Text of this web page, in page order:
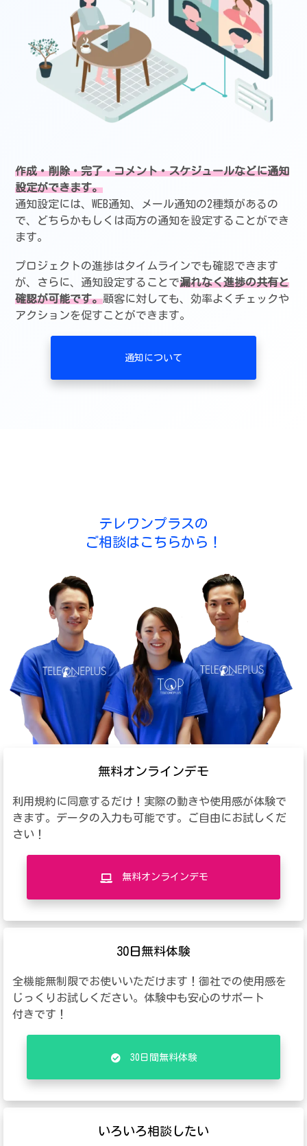
作成・削除・完了・コメント・スケジュールなどに通知
設定ができます。
通知設定には、WEB通知、メール通知の2種類があるの
で、どちらかもしくは両方の通知を設定することができ
ます。
プロジェクトの進捗はタイムラインでも確認できます
が、さらに、通知設定することで漏れなく進捗の共有と
確認が可能です。顧客に対しても、効率よくチェックや
アクションを促すことができます。
通知について
テレワンプラスの
ご相談はこちらから！
無料オンラインデモ
利用規約に同意するだけ！実際の動きや使用感が体験で
きます。データの入力も可能です。ご自由にお試しくだ
さい！
無料オンラインデモ
30日無料体験
全機能無制限でお使いいただけます！御社での使用感を
じっくりお試しください。体験中も安心のサポート
付きです！
30日間無料体験
いろいろ相談したい